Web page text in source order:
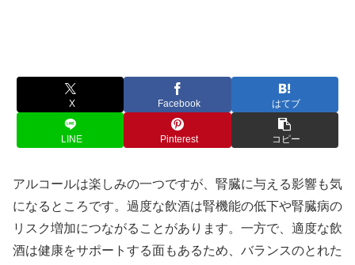
X Facebook はてブ
LINE Pinterest コピー
アルコールは楽しみの一つですが、腎臓に与える影響も気
になるところです。過度な飲酒は腎機能の低下や腎臓病の
リスク増加につながることがあります。一方で、適度な飲
酒は健康をサポートする面もあるため、バランスのとれた